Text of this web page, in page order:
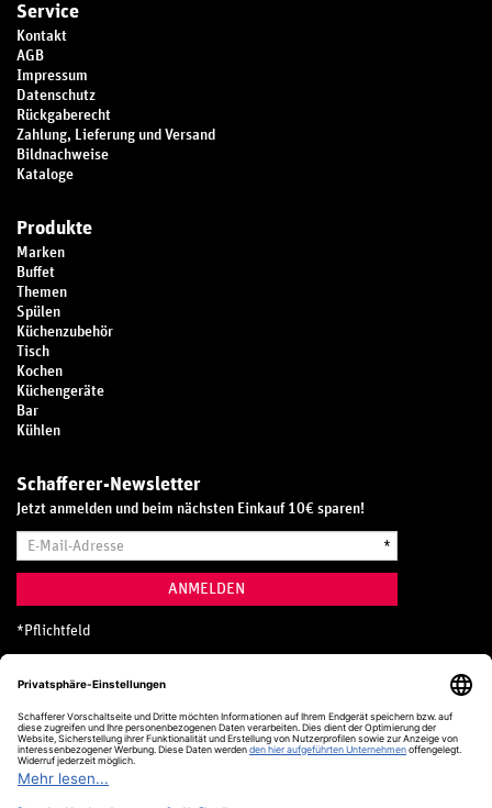
Service
Kontakt
AGB
Impressum
Datenschutz
Rückgaberecht
Zahlung, Lieferung und Versand
Bildnachweise
Kataloge
Produkte
Marken
Buffet
Themen
Spülen
Küchenzubehör
Tisch
Kochen
Küchengeräte
Bar
Kühlen
Schafferer-Newsletter
Jetzt anmelden und beim nächsten Einkauf 10€ sparen!
Mail-
*
ANMELDEN
* Pflichtfeld
Hotline
0800 20 70 300 (D)
Kostenlos aus dem deutschen Festnetz
24 Stunden / 365 Tage im Jahr